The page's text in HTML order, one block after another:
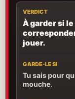
adaptée à l’âge.
VERDICT
À garder si
jouer.
GARDE-LE SI
Tu sais pour
mouche.